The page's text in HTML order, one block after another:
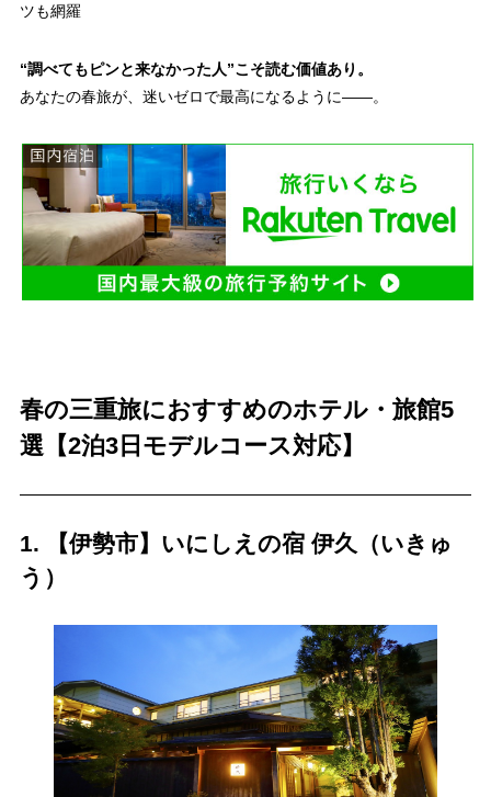
ツも網羅
“調べてもピンと来なかった人”こそ読む価値あり。
あなたの春旅が、迷いゼロで最高になるように——。
春の三重旅におすすめのホテル・旅館5
選【2泊3日モデルコース対応】
1. 【伊勢市】いにしえの宿 伊久（いきゅ
う）